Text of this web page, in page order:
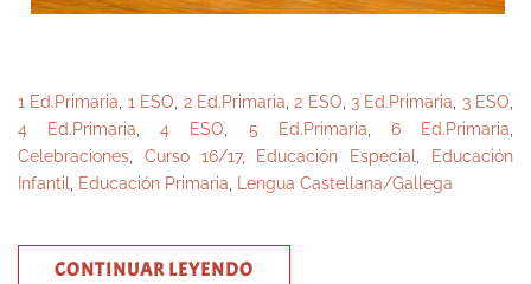
1 Ed.Primaria 1 ESO 2 Ed.Primaria 2 ESO 3 Ed.Primaria 3 ESO
4 Ed.Primaria ,4 ESO 5 Ed.Primaria 6 Ed.Primaria
Celebraciones
Curso 16/17, Educación Especial
Educación
Infantil
Educación Primaria Lengua Castellana/Gallega
CONTINUAR LEYENDO